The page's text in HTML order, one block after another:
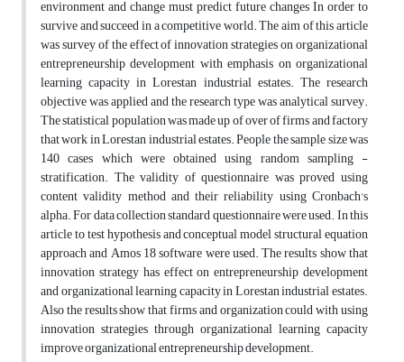
environment and change must predict future changes In order to
survive and succeed in a competitive world. The aim of this article
was survey of the effect of innovation strategies on organizational
entrepreneurship development with emphasis on organizational
learning capacity in Lorestan industrial estates. The research
objective was applied and the research type was analytical survey.
The statistical population was made up of over of firms and factory
that work in Lorestan industrial estates. People the sample size was
140 cases which were obtained using random sampling -
stratification. The validity of questionnaire was proved using
content validity method and their reliability using Cronbach's
alpha. For data collection standard questionnaire were used. In this
article to test hypothesis and conceptual model structural equation
approach and Amos 18 software were used. The results show that
innovation strategy has effect on entrepreneurship development
and organizational learning capacity in Lorestan industrial estates.
Also the results show that firms and organization could with using
innovation strategies through organizational learning capacity
improve organizational entrepreneurship development.